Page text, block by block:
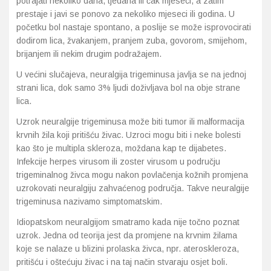
prestaje i javi se ponovo za nekoliko mjeseci ili godina. U
početku bol nastaje spontano, a poslije se može isprovocirati
dodirom lica, žvakanjem, pranjem zuba, govorom, smijehom,
brijanjem ili nekim drugim podražajem.
U većini slučajeva, neuralgija trigeminusa javlja se na jednoj
strani lica, dok samo 3% ljudi doživljava bol na obje strane
lica.
Uzrok neuralgije trigeminusa može biti tumor ili malformacija
krvnih žila koji pritišću živac. Uzroci mogu biti i neke bolesti
kao što je multipla skleroza, moždana kap te dijabetes.
Infekcije herpes virusom ili zoster virusom u području
trigeminalnog živca mogu nakon povlačenja kožnih promjena
uzrokovati neuralgiju zahvaćenog područja. Takve neuralgije
trigeminusa nazivamo simptomatskim.
Idiopatskom neuralgijom smatramo kada nije točno poznat
uzrok. Jedna od teorija jest da promjene na krvnim žilama
koje se nalaze u blizini prolaska živca, npr. ateroskleroza,
pritišću i oštećuju živac i na taj način stvaraju osjet boli.